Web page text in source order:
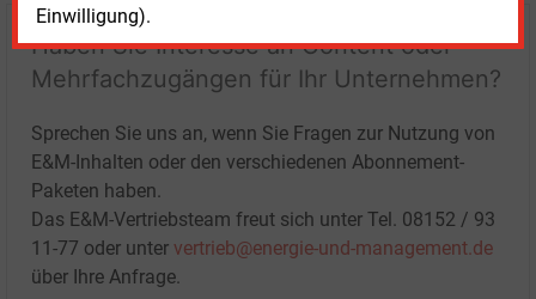
Einwilligung).
Haben Sie Interesse an Content oder
Mehrfachzugängen für Ihr Unternehmen?
Sprechen Sie uns an, wenn Sie Fragen zur Nutzung von
E&M-Inhalten oder den verschiedenen Abonnement-
Paketen haben.
Das E&M-Vertriebsteam freut sich unter Tel. 08152 / 93
11-77 oder unter vertrieb@energie-und-management.de
über Ihre Anfrage.